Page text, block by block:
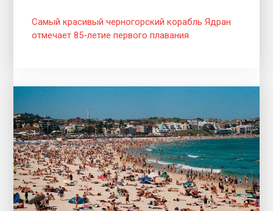
Самый красивый черногорский корабль Ядран
отмечает 85-летие первого плавания